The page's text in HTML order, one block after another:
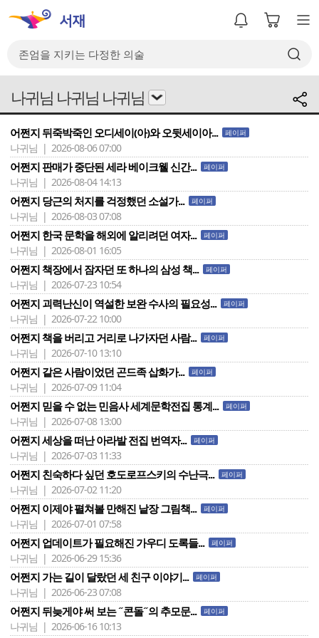
나귀님 나귀님 나귀님
어쩐지 뒤죽박죽인 오디세이(아)와 오뒷세이아... 페이퍼
나귀님 | 2026-08-06 07:00
어쩐지 판매가 중단된 세라 베이크웰 신간... 페이퍼
나귀님 | 2026-08-04 14:13
어쩐지 당근의 처지를 걱정했던 소설가... 페이퍼
나귀님 | 2026-08-03 07:08
어쩐지 한국 문학을 해외에 알리려던 여자... 페이퍼
나귀님 | 2026-08-01 16:05
어쩐지 책장에서 잠자던 또 하나의 삼성 책... 페이퍼
나귀님 | 2026-07-23 10:54
어쩐지 괴력난신이 역설한 보완 수사의 필요성... 페이퍼
나귀님 | 2026-07-22 10:00
어쩐지 책을 버리고 거리로 나가자던 사람... 페이퍼
나귀님 | 2026-07-10 13:10
어쩐지 같은 사람이었던 곤드족 삽화가... 페이퍼
나귀님 | 2026-07-09 11:04
어쩐지 믿을 수 없는 민음사 세계문학전집 통계... 페이퍼
나귀님 | 2026-07-08 13:00
어쩐지 세상을 떠난 아라발 전집 번역자... 페이퍼
나귀님 | 2026-07-03 11:33
어쩐지 친숙하다 싶던 호도로프스키의 수난극... 페이퍼
나귀님 | 2026-07-02 11:20
어쩐지 이제야 펼쳐볼 만해진 낱장 그림책... 페이퍼
나귀님 | 2026-07-01 07:58
어쩐지 업데이트가 필요해진 가우디 도록들... 페이퍼
나귀님 | 2026-06-29 15:36
어쩐지 가는 길이 달랐던 세 친구 이야기... 페이퍼
나귀님 | 2026-06-23 07:08
어쩐지 뒤늦게야 써 보는 ˝콘돌˝의 추모문... 페이퍼
나귀님 | 2026-06-16 10:13